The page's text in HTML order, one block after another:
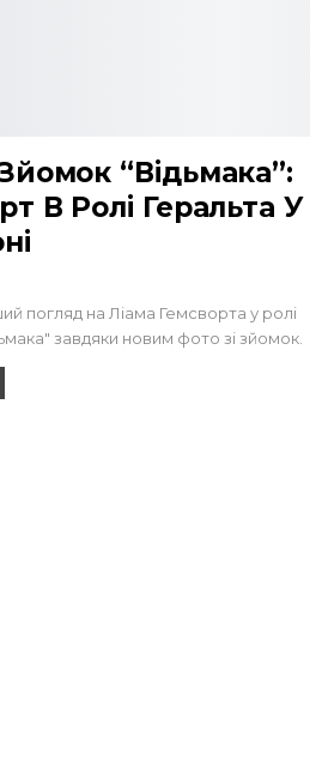
“Відьмака”:
В Ролі Геральта У
погляд на Ліама Гемсворта у ролі
завдяки новим фото зі зйомок.